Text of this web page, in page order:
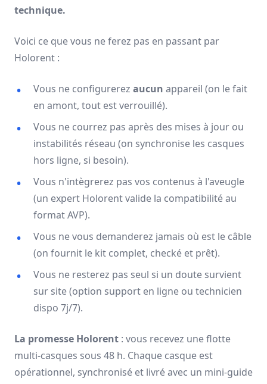
technique.
Voici ce que vous ne ferez pas en passant par
Holorent :
Vous ne configurerez aucun appareil (on le fait
en amont, tout est verrouillé).
Vous ne courrez pas après des mises à jour ou
instabilités réseau (on synchronise les casques
hors ligne, si besoin).
Vous n'intègrerez pas vos contenus à l'aveugle
(un expert Holorent valide la compatibilité au
format AVP).
Vous ne vous demanderez jamais où est le câble
(on fournit le kit complet, checké et prêt).
Vous ne resterez pas seul si un doute survient
sur site (option support en ligne ou technicien
dispo 7j/7).
La promesse Holorent : vous recevez une flotte
multi-casques sous 48 h. Chaque casque est
opérationnel, synchronisé et livré avec un mini-guide